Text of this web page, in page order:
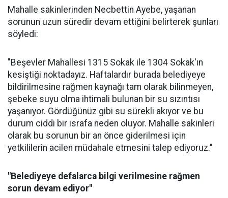
Mahalle sakinlerinden Necbettin Ayebe, yaşanan
sorunun uzun süredir devam ettiğini belirterek şunları
söyledi:
"Beşevler Mahallesi 1315 Sokak ile 1304 Sokak'ın
kesiştiği noktadayız. Haftalardır burada belediyeye
bildirilmesine rağmen kaynağı tam olarak bilinmeyen,
şebeke suyu olma ihtimali bulunan bir su sızıntısı
yaşanıyor. Gördüğünüz gibi su sürekli akıyor ve bu
durum ciddi bir israfa neden oluyor. Mahalle sakinleri
olarak bu sorunun bir an önce giderilmesi için
yetkililerin acilen müdahale etmesini talep ediyoruz."
"Belediyeye defalarca bilgi verilmesine rağmen
sorun devam ediyor"